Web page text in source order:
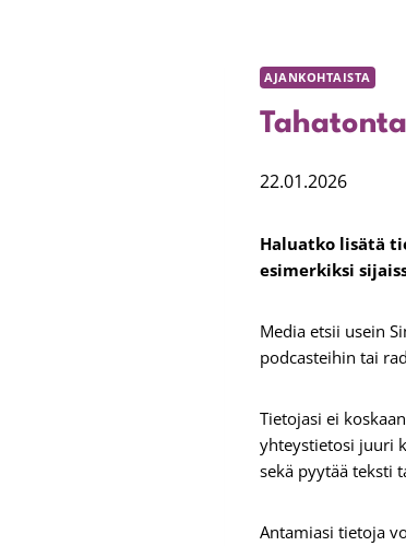
AJANKOHTAISTA
22.01.2026
Haluatko lisätä
esimerkiksi
Media etsii usein
podcasteihin tai
Tietojasi ei
yhteystietosi juuri
sekä pyytää teksti
Antamiasi tietoja